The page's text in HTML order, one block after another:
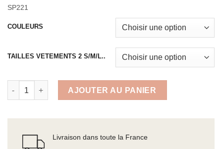
SP221
COULEURS
TAILLES VETEMENTS 2 S/M/L..
AJOUTER AU PANIER
Livraison dans toute la France